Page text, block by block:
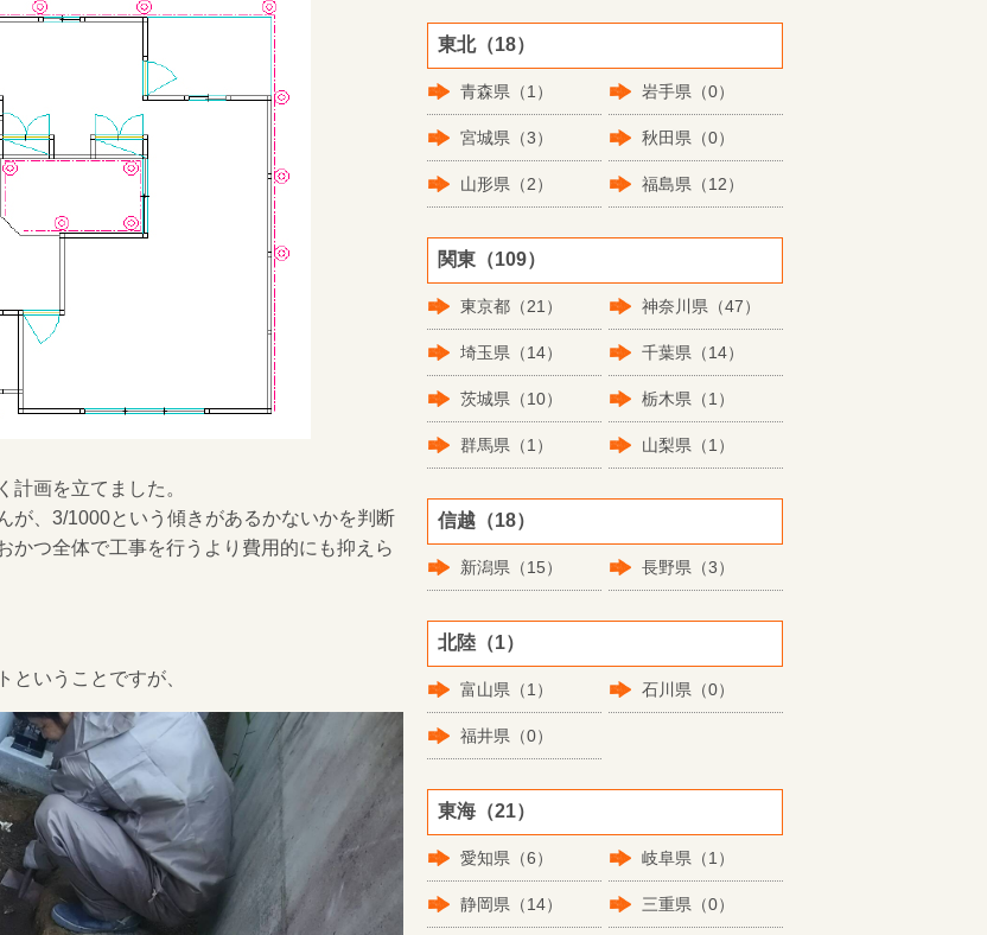
計画を立てました。
が、3/1000という傾きがあるかないかを判断
かつ全体で工事を行うより費用的にも抑えら
ということですが、
東北（18）
青森県（1） 岩手県（0）
宮城県（3） 秋田県（0）
山形県（2） 福島県（12）
関東（109）
東京都（21） 神奈川県（47）
埼玉県（14） 千葉県（14）
茨城県（10） 栃木県（1）
群馬県（1） 山梨県（1）
信越（18）
新潟県（15） 長野県（3）
北陸（1）
富山県（1） 石川県（0）
福井県（0）
東海（21）
愛知県（6） 岐阜県（1）
静岡県（14） 三重県（0）